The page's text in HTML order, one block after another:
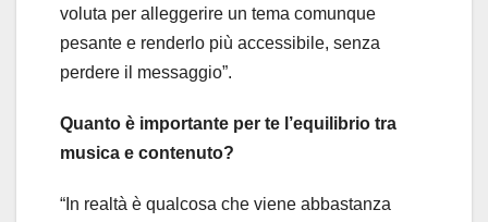
voluta per alleggerire un tema comunque
pesante e renderlo più accessibile, senza
perdere il messaggio”.
Quanto è importante per te l’equilibrio tra
musica e contenuto?
“In realtà è qualcosa che viene abbastanza